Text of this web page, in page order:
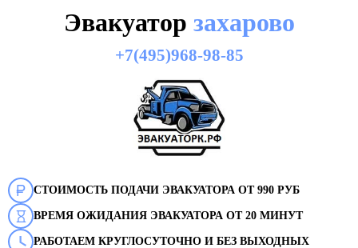
Эвакуатор захарово
+7(495)968-98-85
СТОИМОСТЬ ПОДАЧИ ЭВАКУАТОРА ОТ 990 РУБ
ВРЕМЯ ОЖИДАНИЯ ЭВАКУАТОРА ОТ 20 МИНУТ
РАБОТАЕМ КРУГЛОСУТОЧНО И БЕЗ ВЫХОДНЫХ